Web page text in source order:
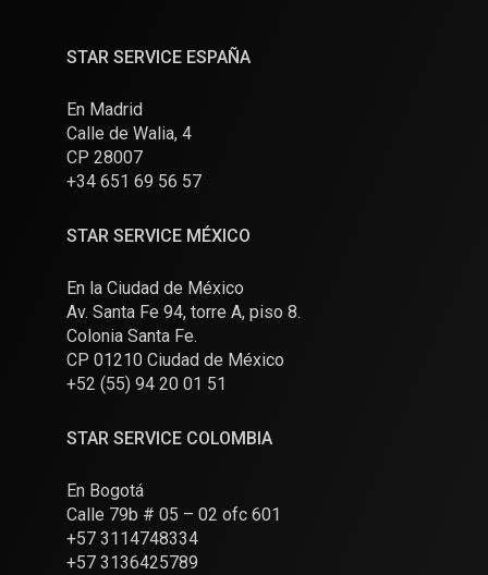
STAR SERVICE ESPAÑA
En Madrid
Calle de Walia, 4
CP 28007
+34 651 69 56 57
STAR SERVICE MÉXICO
En la Ciudad de México
Av. Santa Fe 94, torre A, piso 8.
Colonia Santa Fe.
CP 01210 Ciudad de México
+52 (55) 94 20 01 51
STAR SERVICE COLOMBIA
En Bogotá
Calle 79b # 05 – 02 ofc 601
+57 3114748334
+57 3136425789